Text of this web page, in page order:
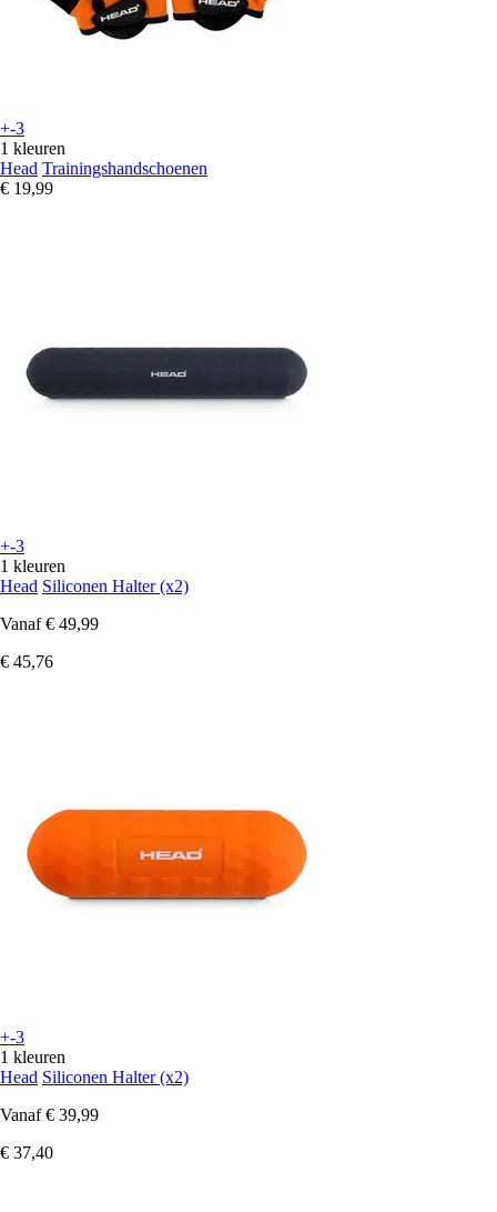
+-3
1 kleuren
Head Trainingshandschoenen
€ 19,99
+-3
1 kleuren
Head Siliconen Halter (x2)
Vanaf € 49,99
€ 45,76
+-3
1 kleuren
Head Siliconen Halter (x2)
Vanaf € 39,99
€ 37,40